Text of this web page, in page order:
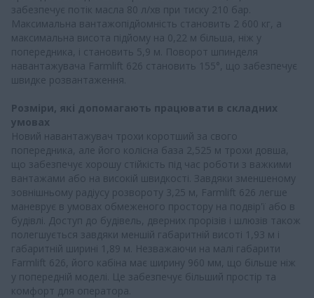
забезпечує потік масла 80 л/хв при тиску 210 бар.
Максимальна вантажопідйомність становить 2 600 кг, а
максимальна висота підйому на 0,22 м більша, ніж у
попередника, і становить 5,9 м. Поворот шпинделя
навантажувача Farmlift 626 становить 155°, що забезпечує
швидке розвантаження.
Розміри, які допомагають працювати в складних
умовах
Новий навантажувач трохи коротший за свого
попередника, але його колісна база 2,525 м трохи довша,
що забезпечує хорошу стійкість під час роботи з важкими
вантажами або на високій швидкості. Завдяки зменшеному
зовнішньому радіусу розвороту 3,25 м, Farmlift 626 легше
маневрує в умовах обмеженого простору на подвір'ї або в
будівлі. Доступ до будівель, дверних прорізів і шлюзів також
полегшується завдяки меншій габаритній висоті 1,93 м і
габаритній ширині 1,89 м. Незважаючи на малі габарити
Farmlift 626, його кабіна має ширину 960 мм, що більше ніж
у попередній моделі. Це забезпечує більший простір та
комфорт для оператора.